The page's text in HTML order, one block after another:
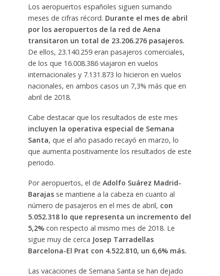
Los aeropuertos españoles siguen sumando
meses de cifras récord. Durante el mes de abril
por los aeropuertos de la red de Aena
transitaron un total de 23.206.276 pasajeros.
De ellos, 23.140.259 eran pasajeros comerciales,
de los que 16.008.386 viajaron en vuelos
internacionales y 7.131.873 lo hicieron en vuelos
nacionales, en ambos casos un 7,3% más que en
abril de 2018.
Cabe destacar que los resultados de este mes
incluyen la operativa especial de Semana
Santa, que el año pasado recayó en marzo, lo
que aumenta positivamente los resultados de este
periodo.
Por aeropuertos, el de Adolfo Suárez Madrid-
Barajasse mantiene a la cabeza en cuanto al
número de pasajeros en el mes de abril, con
5.052.318 lo que representa un incremento del
5,2%con respecto al mismo mes de 2018. Le
sigue muy de cerca Josep Tarradellas
Barcelona-El Prat con 4.522.810, un 6,6% más.
Las vacaciones de Semana Santa se han dejado